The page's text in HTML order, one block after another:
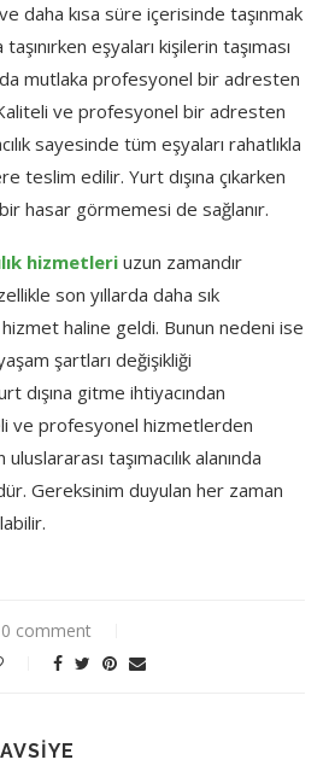
daha kısa süre içerisinde taşınmak
eşyaları kişilerin taşıması
mutlaka profesyonel bir adresten
ve profesyonel bir adresten
sayesinde tüm eşyaları rahatlıkla
teslim edilir. Yurt dışına çıkarken
hasar görmemesi de sağlanır.
hizmetleriuzun zamandır
son yıllarda daha sık
haline geldi. Bunun nedeni ise
şartları değişikliği
dışına gitme ihtiyacından
ve profesyonel hizmetlerden
taşımacılık alanında
Gereksinim duyulan her zaman
0 comment